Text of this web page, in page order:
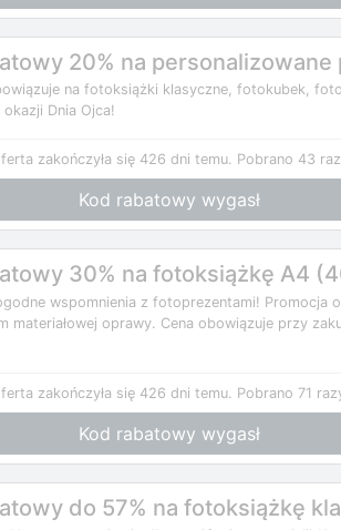
20% na personalizowane
na fotoksiążki klasyczne, fotokubek,
Dnia Ojca!
zakończyła się 426 dni temu. Pobrano 43
Kod rabatowy wygasł
30% na fotoksiążkę A4
wspomnienia z fotoprezentami! Promocja
materiałowej oprawy. Cena obowiązuje przy
zakończyła się 426 dni temu. Pobrano 71
Kod rabatowy wygasł
do 57% na fotoksiążkę